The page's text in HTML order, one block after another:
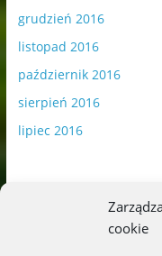
cookie
grudzień 2016
listopad 2016
październik 2016
sierpień 2016
lipiec 2016